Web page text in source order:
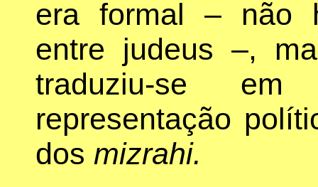
era formal – não
entre judeus –,
traduziu-se
representação
dos mizrahi.